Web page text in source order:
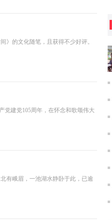
的文化随笔，且获得不少好评。
党建党105周年，在怀念和歌颂伟大
有峨眉，一池湖水静卧于此，已逾